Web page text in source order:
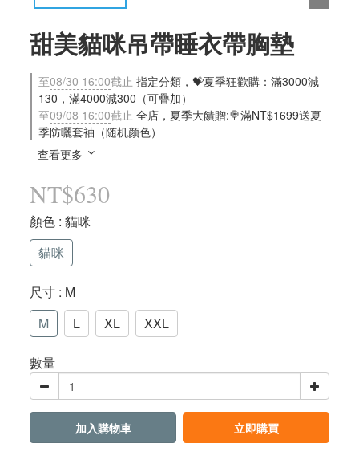
甜美貓咪吊帶睡衣帶胸墊
至08/30 16:00截止 指定分類，💝夏季狂歡購：滿3000減
130，滿4000減300（可疊加）
至09/08 16:00截止 全店，夏季大饋贈:🍭滿NT$1699送夏
季防曬套袖（随机颜色）
查看更多
NT$630
顏色 : 貓咪
貓咪
尺寸 : M
M
L XL XXL
數量
加入購物車 立即購買